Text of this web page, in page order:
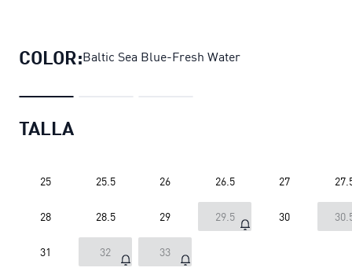
COLOR:Baltic Sea Blue-Fresh Water
TALLA
25 25.5 26 26.5 27
28 28.5 29 29.5 30
31 32 33